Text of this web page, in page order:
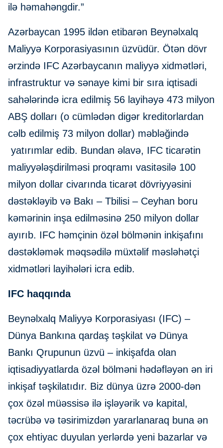
ilə həmahəngdir.”
Azərbaycan 1995 ildən etibarən Beynəlxalq
Maliyyə Korporasiyasının üzvüdür. Ötən dövr
ərzində IFC Azərbaycanın maliyyə xidmətləri,
infrastruktur və sənaye kimi bir sıra iqtisadi
sahələrində icra edilmiş 56 layihəyə 473 milyon
ABŞ dolları (o cümlədən digər kreditorlardan
cəlb edilmiş 73 milyon dollar) məbləğində
yatırımlar edib. Bundan əlavə, IFC ticarətin
maliyyələşdirilməsi proqramı vasitəsilə 100
milyon dollar civarında ticarət dövriyyəsini
dəstəkləyib və Bakı – Tbilisi – Ceyhan boru
kəmərinin inşa edilməsinə 250 milyon dollar
ayırıb. IFC həmçinin özəl bölmənin inkişafını
dəstəkləmək məqsədilə müxtəlif məsləhətçi
xidmətləri layihələri icra edib.
IFC haqqında
Beynəlxalq Maliyyə Korporasiyası (IFC) –
Dünya Bankına qardaş təşkilat və Dünya
Bankı Qrupunun üzvü – inkişafda olan
iqtisadiyyatlarda özəl bölməni hədəfləyən ən iri
inkişaf təşkilatıdır. Biz dünya üzrə 2000-dən
çox özəl müəssisə ilə işləyərik və kapital,
təcrübə və təsirimizdən yararlanaraq buna ən
çox ehtiyac duyulan yerlərdə yeni bazarlar və